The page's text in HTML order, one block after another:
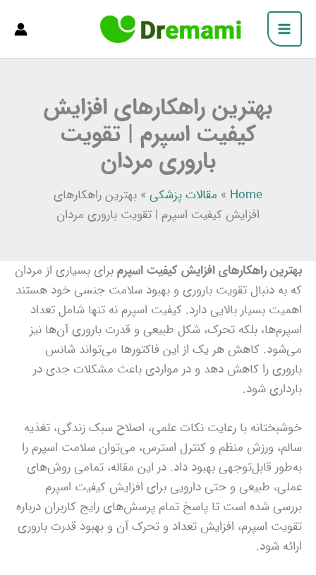
رفتن
محتوا
Main
Menu
بهترین راهکارهای افزایش
کیفیت اسپرم | تقویت
باروری مردان
Home
» مقالات پزشکی » بهترین راهکارهای
افزایش کیفیت اسپرم | تقویت باروری مردان
بهترین راهکارهای افزایش کیفیت اسپرمبرای بسیاری از مردان
که به دنبال تقویت باروری و بهبود سلامت جنسی خود هستند
اهمیت بسیار بالایی دارد. کیفیت اسپرم نه تنها شامل تعداد
اسپرم‌ها، بلکه تحرک، شکل طبیعی و قدرت باروری آن‌ها نیز
می‌شود. کاهش هر یک از این فاکتورها می‌تواند شانس
باروری را کاهش دهد و در مواردی باعث مشکلات جدی در
بارداری شود.
خوشبختانه با رعایت نکات علمی، اصلاح سبک زندگی، تغذیه
سالم، ورزش منظم و کنترل استرس، می‌توان سلامت اسپرم را
به‌طور قابل‌توجهی بهبود داد. در این مقاله، تمامی روش‌های
عملی، طبیعی و حتی دارویی برای افزایش کیفیت اسپرم
بررسی شده است تا پاسخ تمام پرسش‌های رایج کاربران درباره
تقویت اسپرم، افزایش تعداد و تحرک آن و بهبود قدرت باروری
ارائه شود.